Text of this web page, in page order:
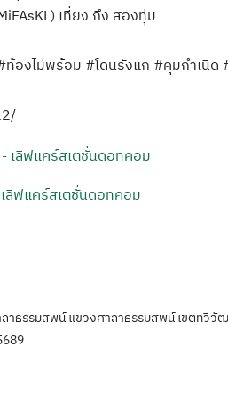
เที่ยง ถึง สองทุ่ม
ท้องไม่พร้อม #โดนรังแก #คุมกำเนิ
ลิฟแคร์สเตชั่นดอทคอม
ธรรมสพน์ แขวงศาลาธรรมสพน์ เขตทวีวัฒ